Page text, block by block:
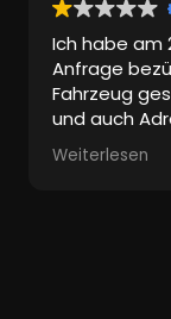
Ich habe am
Anfrage
Fahrzeug
und auch
mitgeschickt.
Bis heute
gefunden,
Weiterlesen